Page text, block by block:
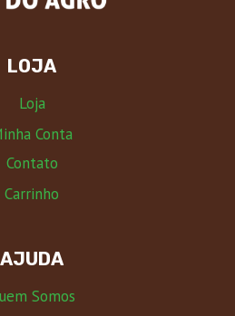
LOJA
Loja
Conta
Contato
Carrinho
AJUDA
Somos